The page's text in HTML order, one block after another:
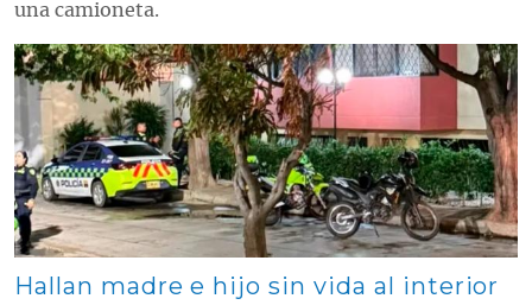
una camioneta.
Contenido multimedia principal
Hallan madre e hijo sin vida al interior